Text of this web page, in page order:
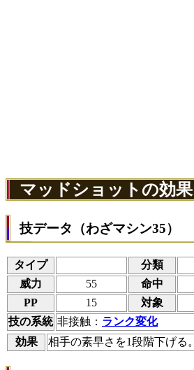
マッドショットの効果
技データ（わざマシン35）
タイプ 分類
威力
55 命中
PP
15 対象
技の系統 非接触： ランク変化
効果
相手の素早さを1段階下げる。